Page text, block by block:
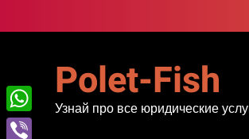
к
Polet-Fish
Узнай про все юридические
WhatsApp